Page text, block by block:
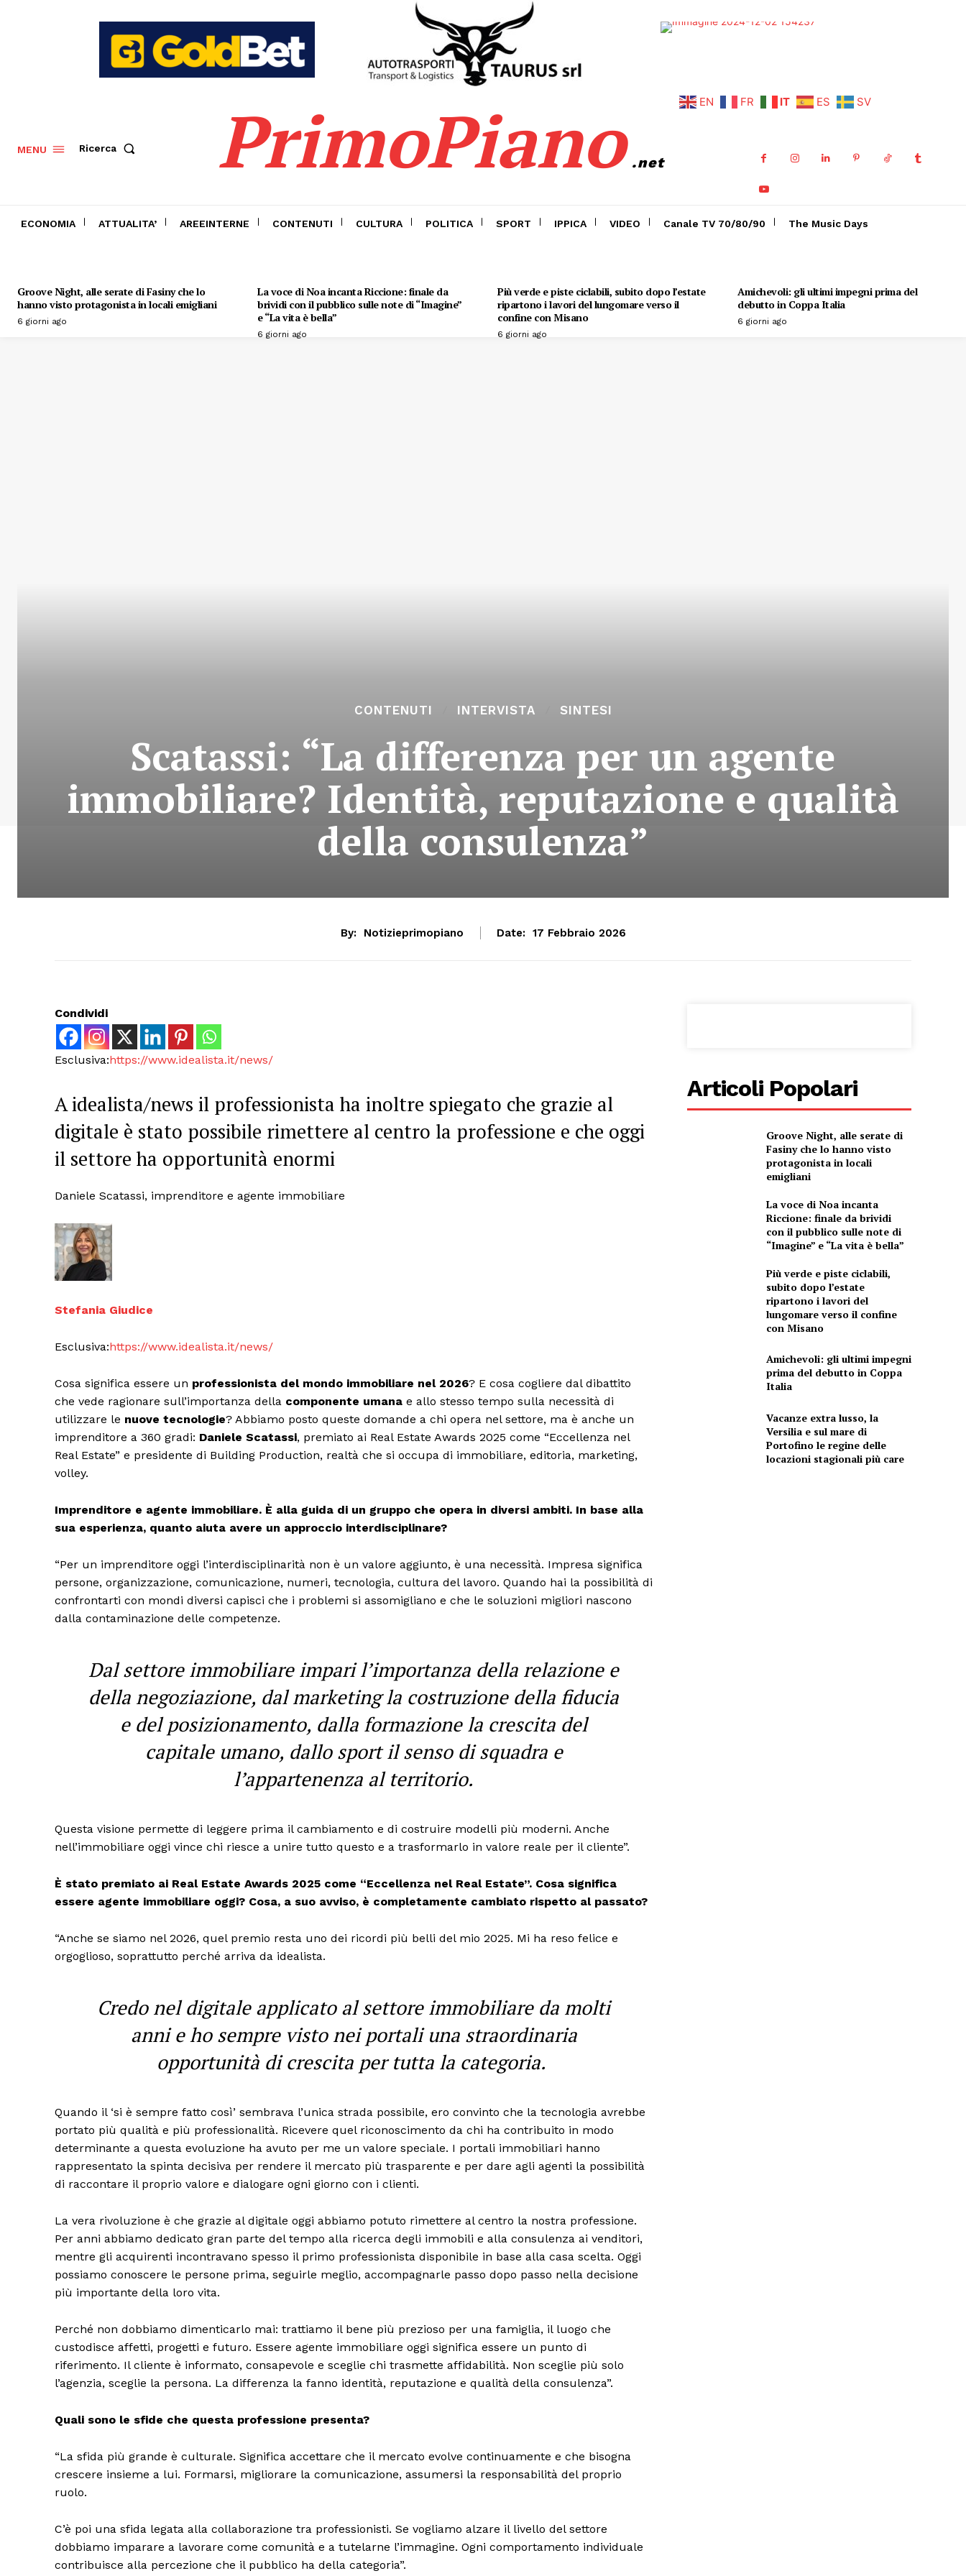
Condividi
Menu
Esclusive
SPORT
MENU Ricerca PrimoPiano .net
EN FR IT ES SV
ECONOMIA ATTUALITA’ AREEINTERNE CONTENUTI CULTURA POLITICA SPORT IPPICA VIDEO Canale TV 70/80/90 The Music Days
Groove Night, alle serate di Fasiny che lo
hanno visto protagonista in locali emigliani
6 giorni ago
La voce di Noa incanta Riccione: finale da
brividi con il pubblico sulle note di “Imagine”
e “La vita è bella”
6 giorni ago
Più verde e piste ciclabili, subito dopo l’estate
ripartono i lavori del lungomare verso il
confine con Misano
6 giorni ago
Amichevoli: gli ultimi impegni prima del
debutto in Coppa Italia
6 giorni ago
CONTENUTI INTERVISTA SINTESI
Scatassi: “La differenza per un agente
immobiliare? Identità, reputazione e qualità
della consulenza”
By: Notizieprimopiano Date: 17 Febbraio 2026
Condividi
Esclusiva:https://www.idealista.it/news/
A idealista/news il professionista ha inoltre spiegato che grazie al
digitale è stato possibile rimettere al centro la professione e che oggi
il settore ha opportunità enormi
Daniele Scatassi, imprenditore e agente immobiliare
Stefania Giudice
Esclusiva:https://www.idealista.it/news/
Cosa significa essere un professionista del mondo immobiliare nel 2026? E cosa cogliere dal dibattito
che vede ragionare sull’importanza della componente umana e allo stesso tempo sulla necessità di
utilizzare le nuove tecnologie? Abbiamo posto queste domande a chi opera nel settore, ma è anche un
imprenditore a 360 gradi: Daniele Scatassi, premiato ai Real Estate Awards 2025 come “Eccellenza nel
Real Estate” e presidente di Building Production, realtà che si occupa di immobiliare, editoria, marketing,
volley.
Imprenditore e agente immobiliare. È alla guida di un gruppo che opera in diversi ambiti. In base alla
sua esperienza, quanto aiuta avere un approccio interdisciplinare?
“Per un imprenditore oggi l’interdisciplinarità non è un valore aggiunto, è una necessità. Impresa significa
persone, organizzazione, comunicazione, numeri, tecnologia, cultura del lavoro. Quando hai la possibilità di
confrontarti con mondi diversi capisci che i problemi si assomigliano e che le soluzioni migliori nascono
dalla contaminazione delle competenze.
Dal settore immobiliare impari l’importanza della relazione e
della negoziazione, dal marketing la costruzione della fiducia
e del posizionamento, dalla formazione la crescita del
capitale umano, dallo sport il senso di squadra e
l’appartenenza al territorio.
Questa visione permette di leggere prima il cambiamento e di costruire modelli più moderni. Anche
nell’immobiliare oggi vince chi riesce a unire tutto questo e a trasformarlo in valore reale per il cliente”.
È stato premiato ai Real Estate Awards 2025 come “Eccellenza nel Real Estate”. Cosa significa
essere agente immobiliare oggi? Cosa, a suo avviso, è completamente cambiato rispetto al passato?
“Anche se siamo nel 2026, quel premio resta uno dei ricordi più belli del mio 2025. Mi ha reso felice e
orgoglioso, soprattutto perché arriva da idealista.
Credo nel digitale applicato al settore immobiliare da molti
anni e ho sempre visto nei portali una straordinaria
opportunità di crescita per tutta la categoria.
Quando il ‘si è sempre fatto così’ sembrava l’unica strada possibile, ero convinto che la tecnologia avrebbe
portato più qualità e più professionalità. Ricevere quel riconoscimento da chi ha contribuito in modo
determinante a questa evoluzione ha avuto per me un valore speciale. I portali immobiliari hanno
rappresentato la spinta decisiva per rendere il mercato più trasparente e per dare agli agenti la possibilità
di raccontare il proprio valore e dialogare ogni giorno con i clienti.
La vera rivoluzione è che grazie al digitale oggi abbiamo potuto rimettere al centro la nostra professione.
Per anni abbiamo dedicato gran parte del tempo alla ricerca degli immobili e alla consulenza ai venditori,
mentre gli acquirenti incontravano spesso il primo professionista disponibile in base alla casa scelta. Oggi
possiamo conoscere le persone prima, seguirle meglio, accompagnarle passo dopo passo nella decisione
più importante della loro vita.
Perché non dobbiamo dimenticarlo mai: trattiamo il bene più prezioso per una famiglia, il luogo che
custodisce affetti, progetti e futuro. Essere agente immobiliare oggi significa essere un punto di
riferimento. Il cliente è informato, consapevole e sceglie chi trasmette affidabilità. Non sceglie più solo
l’agenzia, sceglie la persona. La differenza la fanno identità, reputazione e qualità della consulenza”.
Quali sono le sfide che questa professione presenta?
“La sfida più grande è culturale. Significa accettare che il mercato evolve continuamente e che bisogna
crescere insieme a lui. Formarsi, migliorare la comunicazione, assumersi la responsabilità del proprio
ruolo.
C’è poi una sfida legata alla collaborazione tra professionisti. Se vogliamo alzare il livello del settore
dobbiamo imparare a lavorare come comunità e a tutelarne l’immagine. Ogni comportamento individuale
contribuisce alla percezione che il pubblico ha della categoria”.
Articoli Popolari
Groove Night, alle serate di
Fasiny che lo hanno visto
protagonista in locali
emigliani
La voce di Noa incanta
Riccione: finale da brividi
con il pubblico sulle note di
“Imagine” e “La vita è bella”
Più verde e piste ciclabili,
subito dopo l’estate
ripartono i lavori del
lungomare verso il confine
con Misano
Amichevoli: gli ultimi impegni
prima del debutto in Coppa
Italia
Vacanze extra lusso, la
Versilia e sul mare di
Portofino le regine delle
locazioni stagionali più care